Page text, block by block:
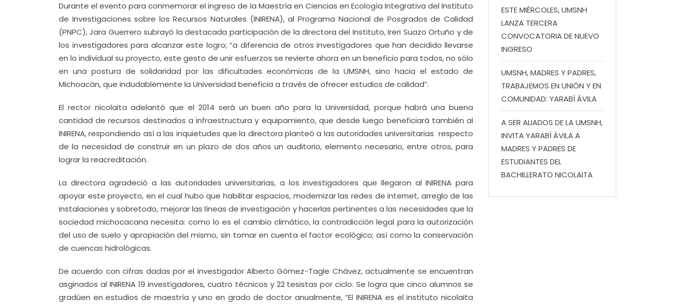
Durante el evento para conmemorar el ingreso de la Maestría en Ciencias en Ecología Integrativa del Instituto
de Investigaciones sobre los Recursos Naturales (INIRENA), al Programa Nacional de Posgrados de Calidad
(PNPC), Jara Guerrero subrayó la destacada participación de la directora del Instituto, Ireri Suazo Ortuño y de
los investigadores para alcanzar este logro; “a diferencia de otros investigadores que han decidido llevarse
en lo individual su proyecto, este gesto de unir esfuerzos se revierte ahora en un beneficio para todos, no sólo
en una postura de solidaridad por las dificultades económicas de la UMSNH, sino hacia el estado de
Michoacán, que indudablemente la Universidad beneficia a través de ofrecer estudios de calidad”.
El rector nicolaita adelantó que el 2014 será un buen año para la Universidad, porque habrá una buena
cantidad de recursos destinados a infraestructura y equipamiento, que desde luego beneficiará también al
INIRENA, respondiendo así a las inquietudes que la directora planteó a las autoridades universitarias respecto
de la necesidad de construir en un plazo de dos años un auditorio, elemento necesario, entre otros, para
lograr la reacreditación.
La directora agradeció a las autoridades universitarias, a los investigadores que llegaron al INIRENA para
apoyar este proyecto, en el cual hubo que habilitar espacios, modernizar las redes de internet, arreglo de las
instalaciones y sobretodo, mejorar las líneas de investigación y hacerlas pertinentes a las necesidades que la
sociedad michocacana necesita: como lo es el cambio climático, la contradicción legal para la autorización
del uso de suelo y apropiación del mismo, sin tomar en cuenta el factor ecológico; así como la conservación
de cuencas hidrológicas.
De acuerdo con cifras dadas por el investigador Alberto Gómez-Tagle Chávez, actualmente se encuentran
asginados al INIRENA 19 investigadores, cuatro técnicos y 22 tesistas por ciclo. Se logra que cinco alumnos se
gradúen en estudios de maestría y uno en grado de doctor anualmente, “El INIRENA es el instituto nicolaita
ESTE MIÉRCOLES, UMSNH
LANZA TERCERA
CONVOCATORIA DE NUEVO
INGRESO
UMSNH, MADRES Y PADRES,
TRABAJEMOS EN UNIÓN Y EN
COMUNIDAD: YARABÍ ÁVILA
A SER ALIADOS DE LA UMSNH,
INVITA YARABÍ ÁVILA A
MADRES Y PADRES DE
ESTUDIANTES DEL
BACHILLERATO NICOLAITA